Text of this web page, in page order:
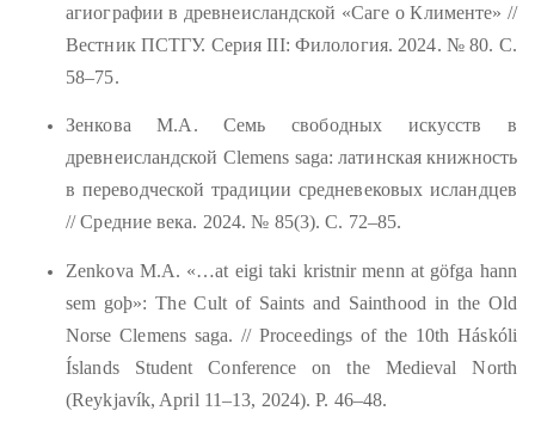
агиографии в древнеисландской «Саге о Клименте» //
Вестник ПСТГУ. Серия III: Филология. 2024. № 80. С.
58–75.
Зенкова М.А. Семь свободных искусств в
древнеисландской Clemens saga: латинская книжность
в переводческой традиции средневековых исландцев
// Средние века. 2024. № 85(3). С. 72–85.
Zenkova M.A. «…at eigi taki kristnir menn at göfga hann
sem goþ»: The Cult of Saints and Sainthood in the Old
Norse Clemens saga. // Proceedings of the 10th Háskóli
Íslands Student Conference on the Medieval North
(Reykjavík, April 11–13, 2024). P. 46–48.